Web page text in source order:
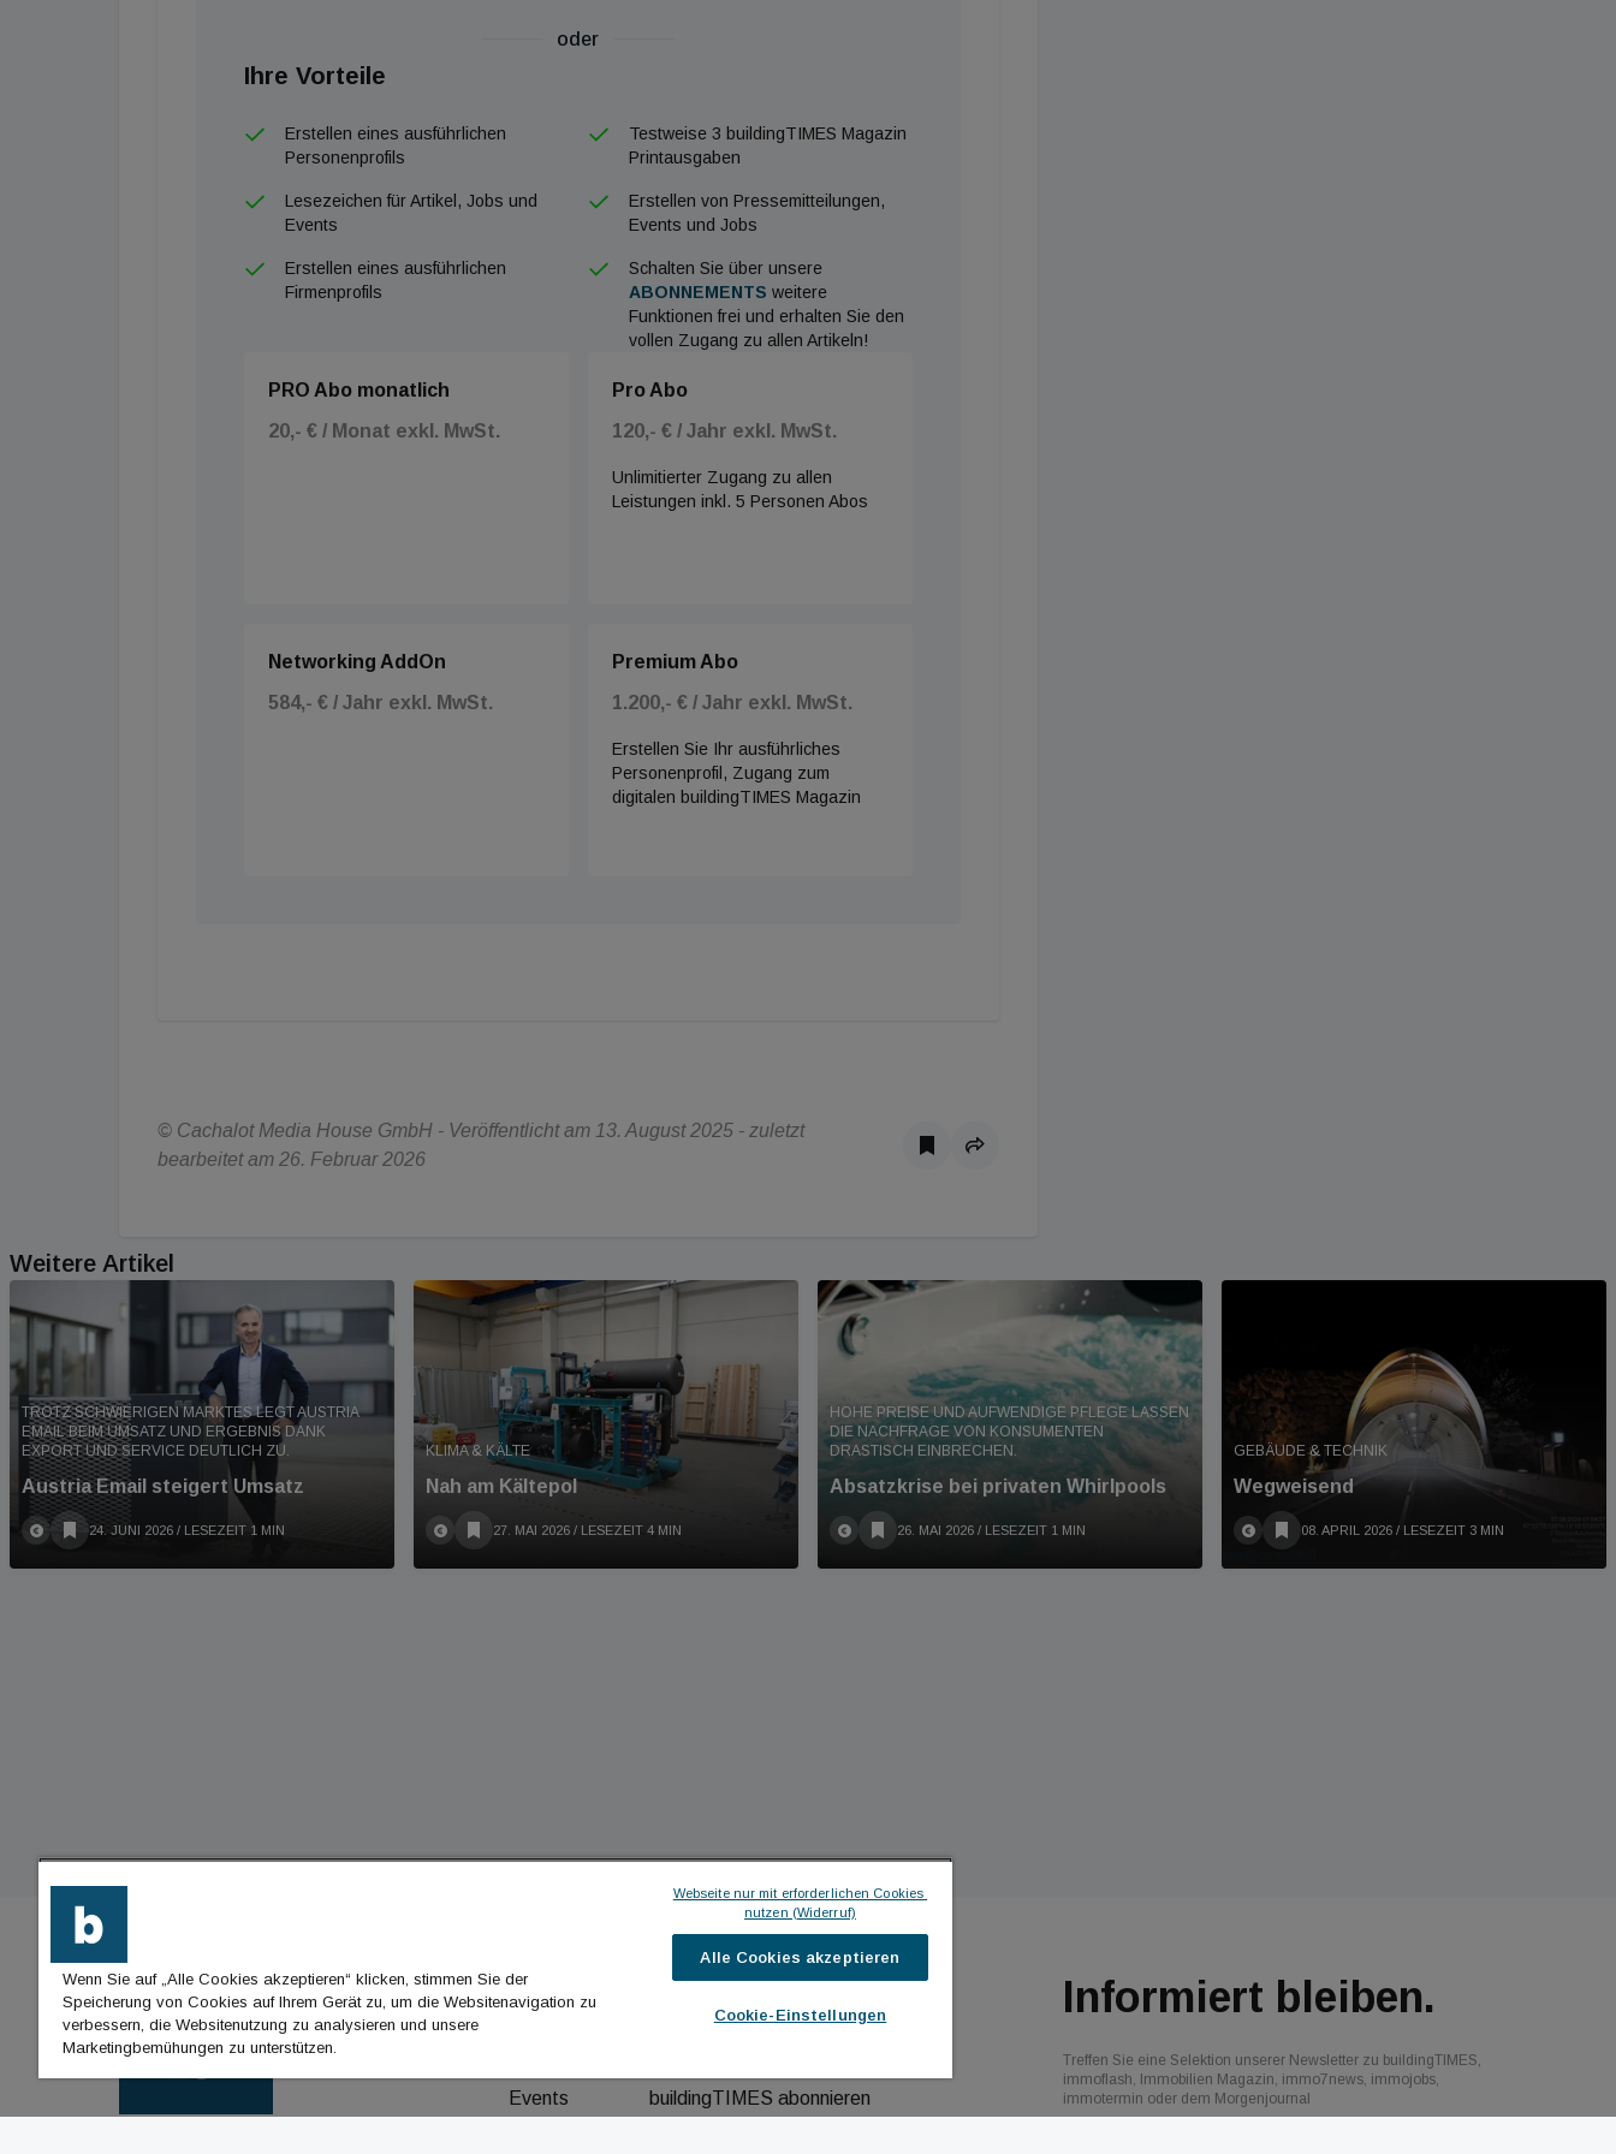
oder
Ihre Vorteile
Erstellen eines ausführlichen
Personenprofils
Testweise 3 buildingTIMES Magazin
Printausgaben
Lesezeichen für Artikel, Jobs und
Events
Erstellen von Pressemitteilungen,
Events und Jobs
Erstellen eines ausführlichen
Firmenprofils
Schalten Sie über unsere
ABONNEMENTS weitere
Funktionen frei und erhalten Sie den
vollen Zugang zu allen Artikeln!
PRO Abo monatlich
20,- € / Monat exkl. MwSt.
Pro Abo
120,- € / Jahr exkl. MwSt.
Unlimitierter Zugang zu allen
Leistungen inkl. 5 Personen Abos
Networking AddOn
584,- € / Jahr exkl. MwSt.
Premium Abo
1.200,- € / Jahr exkl. MwSt.
Erstellen Sie Ihr ausführliches
Personenprofil, Zugang zum
digitalen buildingTIMES Magazin
© Cachalot Media House GmbH - Veröffentlicht am 13. August 2025 - zuletzt
bearbeitet am 26. Februar 2026
Weitere Artikel
TROTZ SCHWIERIGEN MARKTES LEGT AUSTRIA
EMAIL BEIM UMSATZ UND ERGEBNIS DANK
EXPORT UND SERVICE DEUTLICH ZU.
Austria Email steigert Umsatz
24. JUNI 2026 / LESEZEIT 1 MIN
KLIMA & KÄLTE
Nah am Kältepol
27. MAI 2026 / LESEZEIT 4 MIN
HOHE PREISE UND AUFWENDIGE PFLEGE LASSEN
DIE NACHFRAGE VON KONSUMENTEN
DRASTISCH EINBRECHEN.
Absatzkrise bei privaten Whirlpools
26. MAI 2026 / LESEZEIT 1 MIN
GEBÄUDE & TECHNIK
Wegweisend
08. APRIL 2026 / LESEZEIT 3 MIN
BUILDINGTIMES
Events
ICH MÖCHTE ...
buildingTIMES abonnieren
Informiert bleiben.
Treffen Sie eine Selektion unserer Newsletter zu buildingTIMES,
immoflash, Immobilien Magazin, immo7news, immojobs,
immotermin oder dem Morgenjournal
Wenn Sie auf „Alle Cookies akzeptieren“ klicken, stimmen Sie der
Speicherung von Cookies auf Ihrem Gerät zu, um die Websitenavigation zu
verbessern, die Websitenutzung zu analysieren und unsere
Marketingbemühungen zu unterstützen.
Webseite nur mit erforderlichen Cookies
nutzen (Widerruf)
Alle Cookies akzeptieren
Cookie-Einstellungen